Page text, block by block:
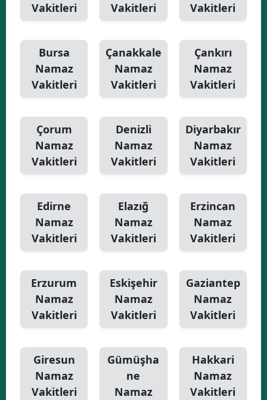
Vakitleri
Vakitleri
Vakitleri
Bursa
Namaz
Vakitleri
Çanakkale
Namaz
Vakitleri
Çankırı
Namaz
Vakitleri
Çorum
Namaz
Vakitleri
Denizli
Namaz
Vakitleri
Diyarbakır
Namaz
Vakitleri
Edirne
Namaz
Vakitleri
Elazığ
Namaz
Vakitleri
Erzincan
Namaz
Vakitleri
Erzurum
Namaz
Vakitleri
Eskişehir
Namaz
Vakitleri
Gaziantep
Namaz
Vakitleri
Giresun
Namaz
Vakitleri
Gümüşha
ne
Namaz
Hakkari
Namaz
Vakitleri